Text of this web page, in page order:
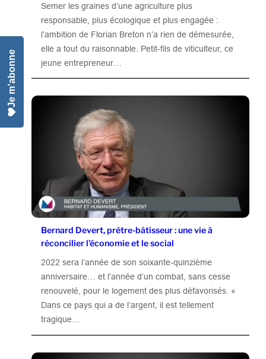
Semer les graines d’une agriculture plus
responsable, plus écologique et plus engagée :
l’ambition de Florian Breton n’a rien de démesurée,
elle a tout du raisonnable. Petit-fils de viticulteur, ce
jeune entrepreneur…
Bernard Devert, prêtre-bâtisseur : une vie à
réconcilier l’économie et le social
2022 sera l’année de son soixante-quinzième
anniversaire… et l’année d’un combat, sans cesse
renouvelé, pour le logement des plus défavorisés. «
Dans ce pays qui a de l’argent, il est tellement
tragique…
Je m'abonne